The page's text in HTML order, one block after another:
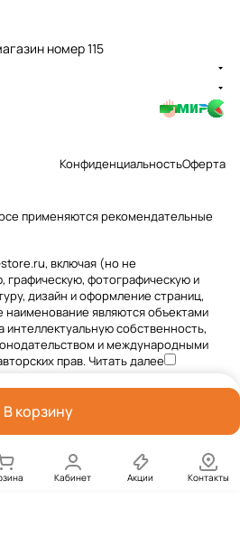
В корзину
Кабинет Акции Контакты
номер 115
КонфиденциальностьОферта
применяютсярекомендательные
включая (но не
графическую, фотографическую и
дизайн и оформление страниц,
являются объектами
интеллектуальную собственность,
и международными
прав.Читать далее